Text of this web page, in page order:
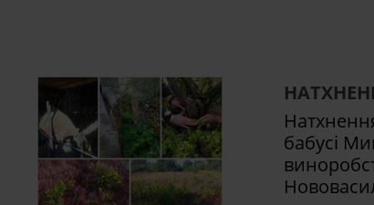
бабусі